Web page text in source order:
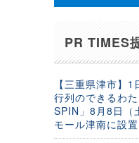
PR TIMES
【三重県津市】1
行列のできるわ
SPIN」8月8日（
モール津南に設置